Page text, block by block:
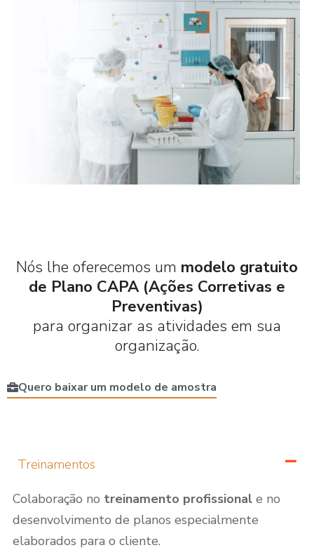
Nós lhe oferecemos um modelo gratuito
de Plano CAPA (Ações Corretivas e
Preventivas)
para organizar as atividades em sua
organização.
Quero baixar um modelo de amostra
Treinamentos
Colaboração no treinamento profissional e no
desenvolvimento de planos especialmente
elaborados para o cliente.